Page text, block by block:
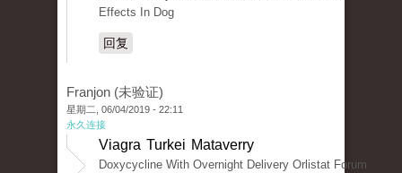
Effects In Dog
回复
Franjon (未验证)
星期二, 06/04/2019 - 22:11
永久连接
Viagra Turkei Mataverry
Doxycycline With Overnight Delivery Orlistat Forum